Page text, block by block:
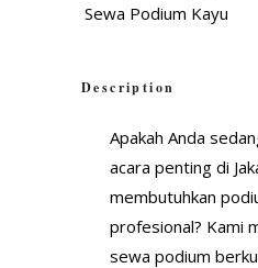
Sewa Podium Kayu
Description
Apakah Anda
acara penting di
membutuhkan
profesional? Kami
sewa podium